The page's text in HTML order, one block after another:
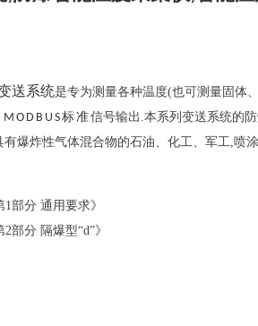
送系统是专为测量各种温度(也可测量固体
MODBUS标准信号输出.本系列 变送系统的
有爆炸性气体混合物的石油、化工、军工,喷涂
1部分 通用要求》
2部分 隔爆型“d”》